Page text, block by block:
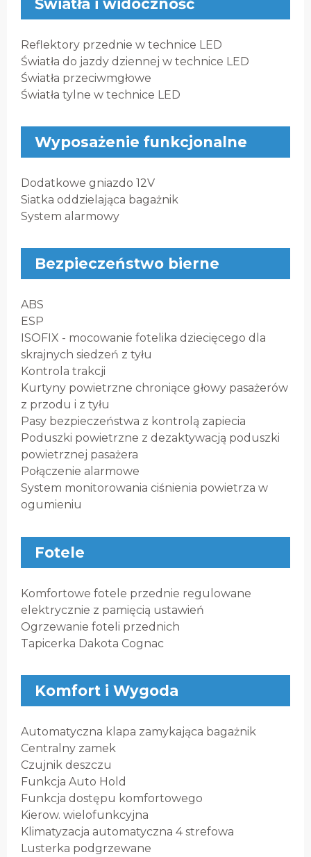
Światła i widoczność
Reflektory przednie w technice LED
Światła do jazdy dziennej w technice LED
Światła przeciwmgłowe
Światła tylne w technice LED
Wyposażenie funkcjonalne
Dodatkowe gniazdo 12V
Siatka oddzielająca bagażnik
System alarmowy
Bezpieczeństwo bierne
ABS
ESP
ISOFIX - mocowanie fotelika dziecięcego dla
skrajnych siedzeń z tyłu
Kontrola trakcji
Kurtyny powietrzne chroniące głowy pasażerów
z przodu i z tyłu
Pasy bezpieczeństwa z kontrolą zapiecia
Poduszki powietrzne z dezaktywacją poduszki
powietrznej pasażera
Połączenie alarmowe
System monitorowania ciśnienia powietrza w
ogumieniu
Fotele
Komfortowe fotele przednie regulowane
elektrycznie z pamięcią ustawień
Ogrzewanie foteli przednich
Tapicerka Dakota Cognac
Komfort i Wygoda
Automatyczna klapa zamykająca bagażnik
Centralny zamek
Czujnik deszczu
Funkcja Auto Hold
Funkcja dostępu komfortowego
Kierow. wielofunkcyjna
Klimatyzacja automatyczna 4 strefowa
Lusterka podgrzewane